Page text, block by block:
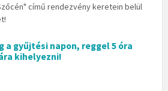
című rendezvény keretein belül
a gyűjtési napon, reggel 5 óra
kihelyezni!